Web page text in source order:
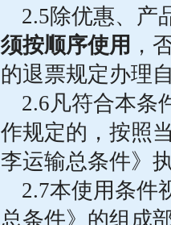
2.5除优惠、产
须按顺序使用 ，
的退票规定办理
2.6凡符合本条
作规定的，按照
李运输总条件》
2.7本使用条件
总条件》的组成